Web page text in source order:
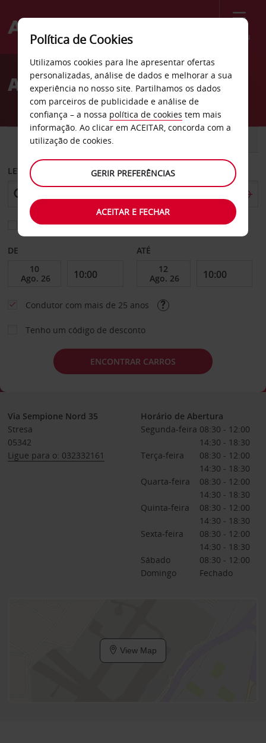
Menu
Welcome
AvisAluguer de carros Stresa
CARRO
LEVANTAR EM
Escolher uma estação de devolução diferente
DE ATÉ
Condutor com mais de 25 anos
Tenho um código de desconto
ENCONTRAR CARROS
Via Sempione Nord 35
Stresa
05342
Ligue para o: 032332161
Horário de Abertura
Segunda-feira 08:30 - 12:00
14:30 - 18:30
Terça-feira
08:30 - 12:00
14:30 - 18:30
Quarta-feira
08:30 - 12:00
14:30 - 18:30
Quinta-feira
08:30 - 12:00
14:30 - 18:30
Sexta-feira
08:30 - 12:00
14:30 - 18:30
Sábado
08:30 - 12:00
Domingo
Fechado
View Map
Política de Cookies
Utilizamos cookies para lhe apresentar ofertas
personalizadas, análise de dados e melhorar a sua
experiência no nosso site. Partilhamos os dados
com parceiros de publicidade e análise de
confiança – a nossa política de cookies tem mais
informação. Ao clicar em ACEITAR, concorda com a
utilização de cookies.
GERIR PREFERÊNCIAS
ACEITAR E FECHAR